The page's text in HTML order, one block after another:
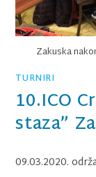
Zakuska
TURNIRI
10.ICO
staza”
09.03.2020.